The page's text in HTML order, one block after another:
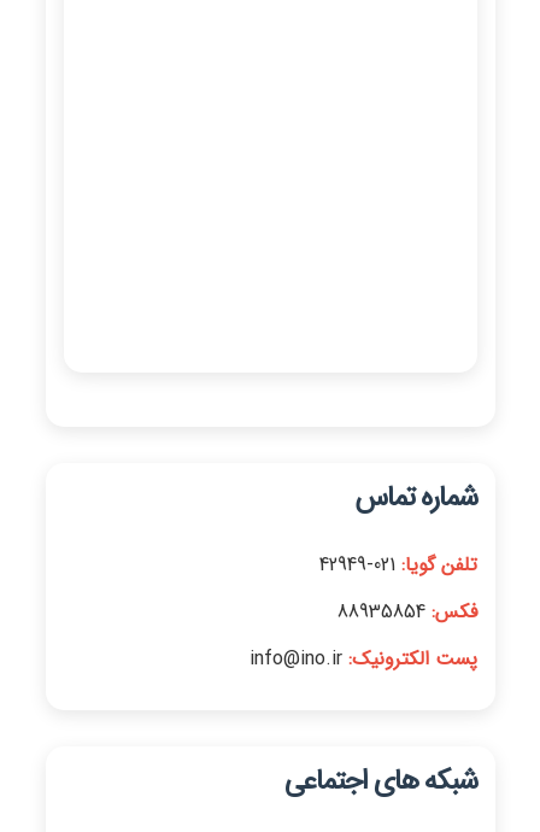
شماره تماس
تلفن گویا: 021-42949
فکس: 88935854
پست الکترونیک: info@ino.ir
شبکه های اجتماعی